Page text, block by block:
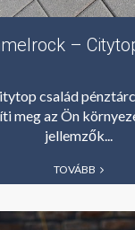
–
család
meg az Ön
jellemzők...
TOVÁBB